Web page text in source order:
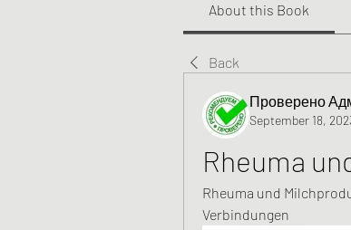
About this Book
Back
Проверено
September 18,
Rheuma
Rheuma und
Verbindungen